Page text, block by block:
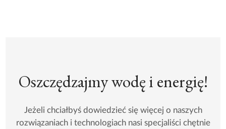
Oszczędzajmy wodę i energię!
Jeżeli chciałbyś dowiedzieć się więcej o naszych
rozwiązaniach i technologiach nasi specjaliści chętnie